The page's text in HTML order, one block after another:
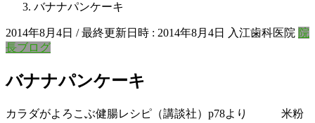
バナナパンケーキ
2014年8月4日 / 最終更新日時 : 2014年8月4日 入江歯科医院 院
長ブログ
バナナパンケーキ
カラダがよろこぶ健腸レシピ（講談社）p78より 米粉